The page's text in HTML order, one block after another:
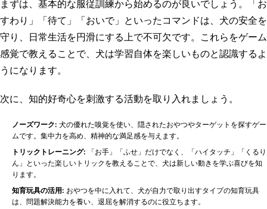
まずは、基本的な服従訓練から始めるのが良いでしょう。「お
すわり」「待て」「おいで」といったコマンドは、犬の安全を
守り、日常生活を円滑にする上で不可欠です。これらをゲーム
感覚で教えることで、犬は学習自体を楽しいものと認識するよ
うになります。
次に、知的好奇心を刺激する活動を取り入れましょう。
ノーズワーク: 犬の優れた嗅覚を使い、隠されたおやつやターゲットを探すゲー
ムです。集中力を高め、精神的な満足感を与えます。
トリックトレーニング: 「お手」「ふせ」だけでなく、「ハイタッチ」「くるり
ん」といった楽しいトリックを教えることで、犬は新しい動きを学ぶ喜びを知
ります。
知育玩具の活用: おやつを中に入れて、犬が自力で取り出すタイプの知育玩具
は、問題解決能力を養い、退屈を解消するのに役立ちます。